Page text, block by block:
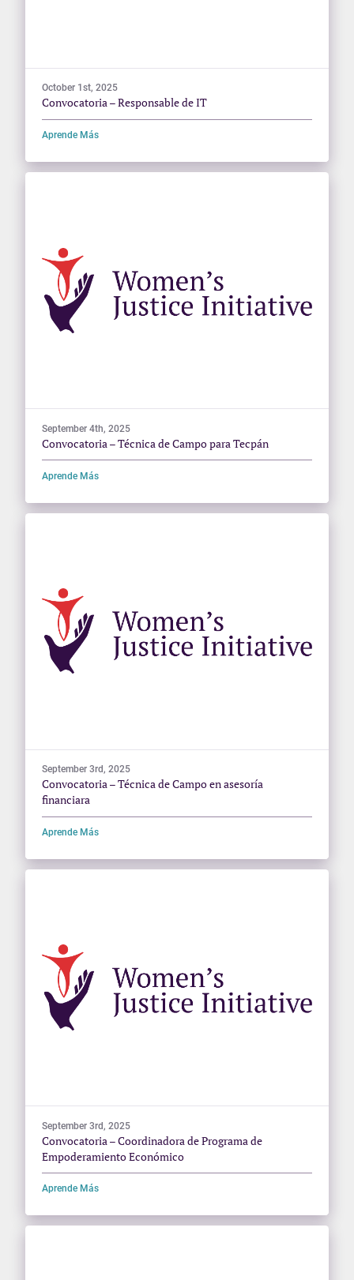
October 1st, 2025
Convocatoria – Responsable de IT
Aprende Más
September 4th, 2025
Convocatoria – Técnica de Campo para Tecpán
Aprende Más
September 3rd, 2025
Convocatoria – Técnica de Campo en asesoría
financiara
Aprende Más
September 3rd, 2025
Convocatoria – Coordinadora de Programa de
Empoderamiento Económico
Aprende Más